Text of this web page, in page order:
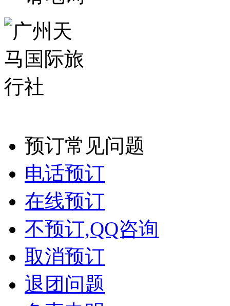
包、德法瑞意 12 日
属实航班、法式浪漫
请电询
预订常见问题
电话预订
在线预订